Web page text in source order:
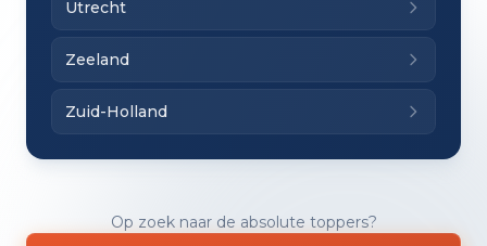
Utrecht
Zeeland
Zuid-Holland
Op zoek naar de absolute toppers?